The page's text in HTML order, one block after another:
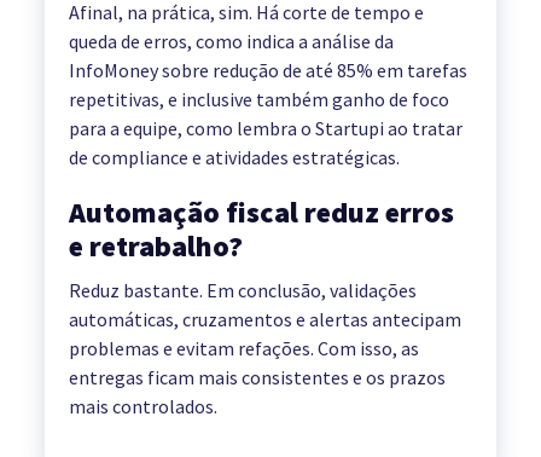
Afinal, na prática, sim. Há corte de tempo e
queda de erros, como indica a análise da
InfoMoney sobre redução de até 85% em tarefas
repetitivas, e inclusive também ganho de foco
para a equipe, como lembra o Startupi ao tratar
de compliance e atividades estratégicas.
Automação fiscal reduz erros
e retrabalho?
Reduz bastante. Em conclusão, validações
automáticas, cruzamentos e alertas antecipam
problemas e evitam refações. Com isso, as
entregas ficam mais consistentes e os prazos
mais controlados.